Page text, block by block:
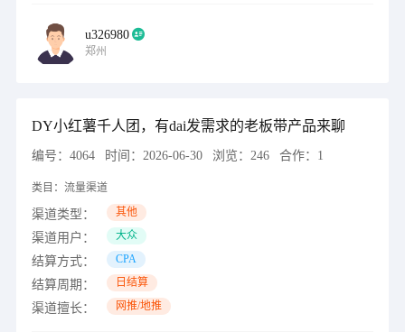
u326980
郑州
DY小红薯千人团，有dai发需求的老板带产品来聊
编号： 4064 时间： 2026-06-30 浏览： 246 合作： 1
类目： 流量渠道
渠道类型： 其他
渠道用户： 大众
结算方式： CPA
结算周期： 日结算
渠道擅长： 网推/地推